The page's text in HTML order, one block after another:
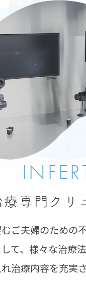
療専門 クリ
ご夫婦のための
て、様々な治療
治療内容を充実